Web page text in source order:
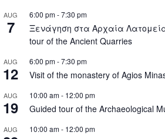
AUG
7
6:00 pm-7:30 pm
Ξενάγηση στα Αρχαία
tour of the Ancient Quarries
AUG
12
6:00 pm-7:30 pm
Visit of the monastery of Agios
AUG
19
10:00 am- 12:00 pm
Guided tour of the Archaeological
AUG 10:00 am- 12:00 pm